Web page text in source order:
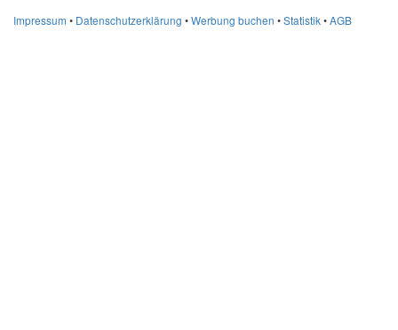
Impressum • Datenschutzerklärung •Werbung buchen •Statistik•AGB